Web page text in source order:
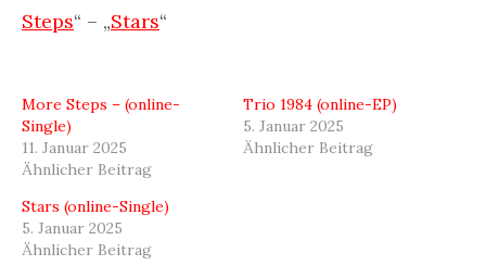
Steps“ – „Stars“
More Steps – (online-
Single)
11. Januar 2025
Ähnlicher Beitrag
Trio 1984 (online-EP)
5. Januar 2025
Ähnlicher Beitrag
Stars (online-Single)
5. Januar 2025
Ähnlicher Beitrag